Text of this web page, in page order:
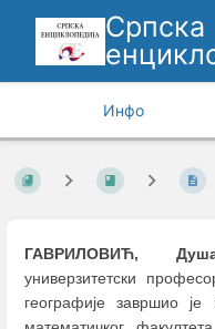
Српска
Инфо
ГАВРИЛОВИЋ,
универзитетски
географије завршио